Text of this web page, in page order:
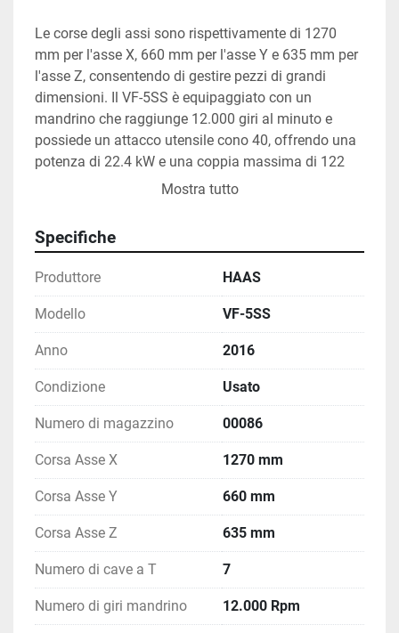
Le corse degli assi sono rispettivamente di 1270
mm per l'asse X, 660 mm per l'asse Y e 635 mm per
l'asse Z, consentendo di gestire pezzi di grandi
dimensioni. Il VF-5SS è equipaggiato con un
mandrino che raggiunge 12.000 giri al minuto e
possiede un attacco utensile cono 40, offrendo una
potenza di 22.4 kW e una coppia massima di 122
Nm a 2000 Rpm. Gli avanzamenti rapidi sono di 30
La macchina include anche un magazzino utensili
Ethernet, facilitando il trasferimento e la gestione dei
programmi di lavorazione. Queste caratteristiche
rendono il Haas VF-5SS particolarmente adatto a
una vasta gamma di applicazioni nella fresatura,
garantendo versatilità e precisione elevate.
Mostra tutto
Specifiche
Produttore HAAS
Modello VF-5SS
Anno 2016
Condizione Usato
Numero di magazzino 00086
Corsa Asse X 1270 mm
Corsa Asse Y 660 mm
Corsa Asse Z 635 mm
Numero di cave a T 7
Numero di giri mandrino 12.000 Rpm